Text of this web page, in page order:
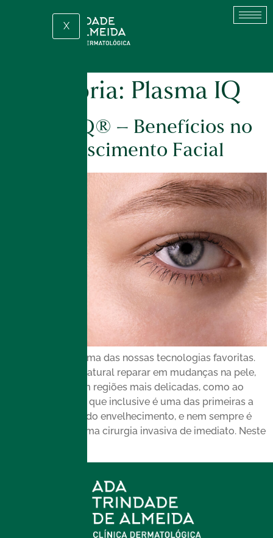
X
Categoria: Plasma IQ
Plasma IQ® – Benefícios no
Rejuvenescimento Facial
O Plasma IQ® é uma das nossas tecnologias favoritas.
Com o tempo, é natural reparar em mudanças na pele,
especialmente em regiões mais delicadas, como ao
redor dos olhos – que inclusive é uma das primeiras a
apontar os sinais do envelhecimento, e nem sempre é
preciso realizar uma cirurgia invasiva de imediato. Neste